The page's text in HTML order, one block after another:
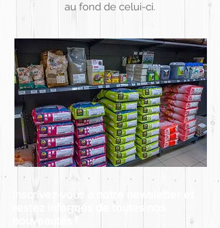
au fond de celui-ci.
Inscrivez-vous à notre newsletter et
restez informés de toutes nos
nouveautés !